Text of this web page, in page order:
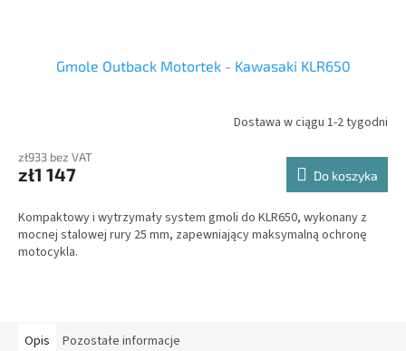
Gmole Outback Motortek - Kawasaki KLR650
Dostawa w ciągu 1-2 tygodni
zł933 bez VAT
zł1 147 Do koszyka
Kompaktowy i wytrzymały system gmoli do KLR650, wykonany z
mocnej stalowej rury 25 mm, zapewniający maksymalną ochronę
motocykla.
Opis Pozostałe informacje